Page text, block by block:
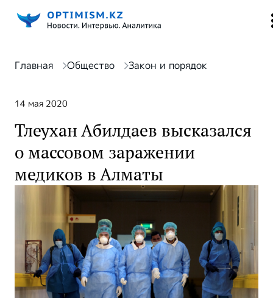
Главная Общество Закон и порядок
14 мая 2020
Тлеухан Абилдаев высказался
о массовом заражении
медиков в Алматы